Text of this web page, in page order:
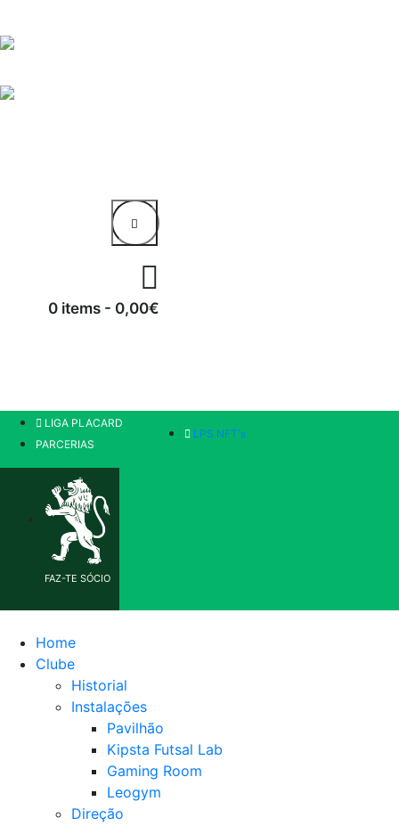
0 items - 0,00€
LIGA PLACARD
PARCERIAS
LPS NFT's
FAZ-TE SÓCIO
Home
Clube
Historial
Instalações
Pavilhão
Kipsta Futsal Lab
Gaming Room
Leogym
Direção